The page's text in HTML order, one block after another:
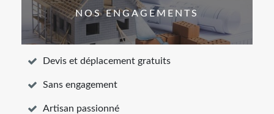
NOS ENGAGEMENTS
Devis et déplacement gratuits
Sans engagement
Artisan passionné